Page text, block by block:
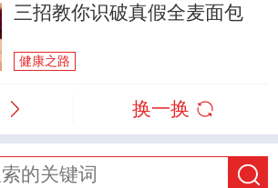
三招教你识破真假全麦面包
健康之路
换一换